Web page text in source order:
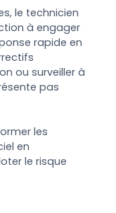
le technicien
à engager
rapide en
ou surveiller à
pas
les
en
le risque